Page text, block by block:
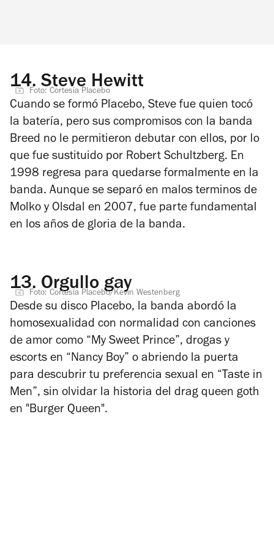
14.Steve Hewitt
Foto: Cortesía Placebo
Cuando se formó Placebo, Steve fue quien tocó
la batería, pero sus compromisos con la banda
Breed no le permitieron debutar con ellos, por lo
que fue sustituido por Robert Schultzberg. En
1998 regresa para quedarse formalmente en la
banda. Aunque se separó en malos terminos de
Molko y Olsdal en 2007, fue parte fundamental
en los años de gloria de la banda.
13.Orgullo gay
Foto: Cortesía Placebo/Kevin Westenberg
Desde su disco Placebo, la banda abordó la
homosexualidad con normalidad con canciones
de amor como “My Sweet Prince”, drogas y
escorts en “Nancy Boy” o abriendo la puerta
para descubrir tu preferencia sexual en “Taste in
Men”, sin olvidar la historia del drag queen goth
en "Burger Queen".